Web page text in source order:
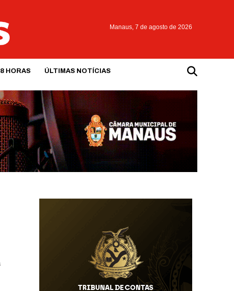
Manaus, 7 de agosto de 2026
HORAS ÚLTIMAS NOTÍCIAS